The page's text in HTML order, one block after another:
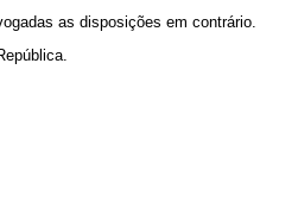
as disposições em contrário.